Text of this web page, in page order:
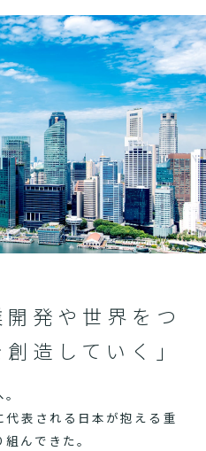
開発や世界をつ
造していく」
表される日本が抱える重
んできた。